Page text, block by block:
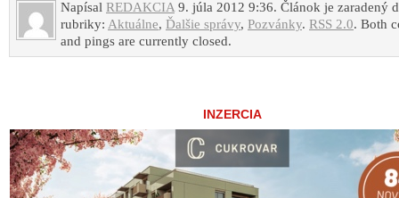
Napísal REDAKCIA9. júla 2012 9:36. Článok je zaradený
rubriky: Aktuálne, Ďalšie správy, Pozvánky. RSS 2.0. Both
and pings are currently closed.
INZERCIA